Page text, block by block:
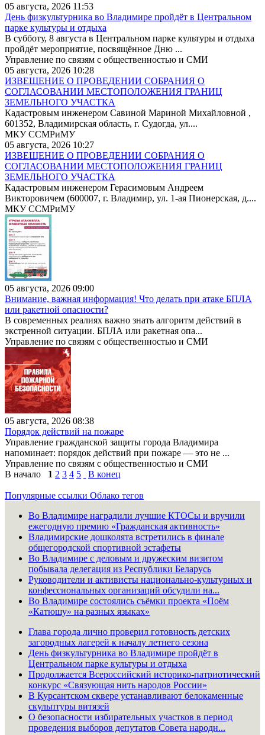
05 августа, 2026 11:53
День физкультурника во Владимире пройдёт в Центральном
парке культуры и отдыха
В субботу, 8 августа в Центральном парке культуры и отдыха
пройдёт мероприятие, посвящённое Дню ...
Управление по связям с общественностью и СМИ
05 августа, 2026 10:28
ИЗВЕЩЕНИЕ О ПРОВЕДЕНИИ СОБРАНИЯ О
СОГЛАСОВАНИИ МЕСТОПОЛОЖЕНИЯ ГРАНИЦ
ЗЕМЕЛЬНОГО УЧАСТКА
Кадастровым инженером Савиной Мариной Михайловной ,
601352, Владимирская область, г. Судогда, ул....
МКУ ССМРиМУ
05 августа, 2026 10:27
ИЗВЕЩЕНИЕ О ПРОВЕДЕНИИ СОБРАНИЯ О
СОГЛАСОВАНИИ МЕСТОПОЛОЖЕНИЯ ГРАНИЦ
ЗЕМЕЛЬНОГО УЧАСТКА
Кадастровым инженером Герасимовым Андреем
Викторовичем (600007, г. Владимир, ул. 1-ая Пионерская, д....
МКУ ССМРиМУ
05 августа, 2026 09:00
Внимание, важная информация! Что делать при атаке БПЛА
или ракетной опасности?
В современных реалиях важно знать алгоритм действий в
экстренной ситуации. БПЛА или ракетная опа...
Управление по связям с общественностью и СМИ
05 августа, 2026 08:38
Порядок действий на пожаре
Управление гражданской защиты города Владимира
напоминает: порядок действий при пожаре — это не ...
Управление по связям с общественностью и СМИ
В начало
1 2 3 4 5 В конец
Популярные ссылки Облако тегов
Во Владимире наградили лучшие КТОСы и вручили
ежегодную премию «Гражданская активность»
Владимирские дошколята встретились в финале
общегородской спортивной эстафеты
Во Владимире с деловым и дружеским визитом
побывала делегация из Республики Беларусь
Руководители и активисты национально-культурных и
конфессиональных организаций обсудили на...
Во Владимире состоялись съёмки проекта «Поём
«Катюшу» на разных языках»
Глава города лично проверил готовность детских
загородных лагерей к началу летнего сезона
День физкультурника во Владимире пройдёт в
Центральном парке культуры и отдыха
Продолжается Всероссийский историко-патриотический
конкурс «Связующая нить народов России»
В Курсантском сквере устанавливают белокаменные
скульптуры витязей
О безопасности избирательных участков в период
проведения выборов депутатов Совета народн...